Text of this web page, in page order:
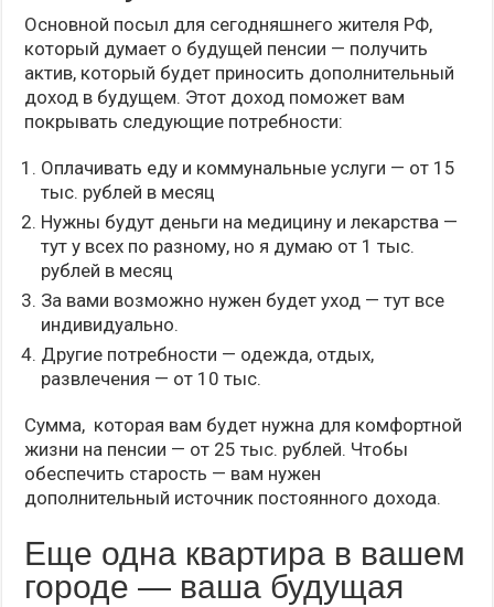
Основной посыл для сегодняшнего жителя РФ,
который думает о будущей пенсии — получить
актив, который будет приносить дополнительный
доход в будущем. Этот доход поможет вам
покрывать следующие потребности:
Оплачивать еду и коммунальные услуги — от 15
тыс. рублей в месяц
Нужны будут деньги на медицину и лекарства —
тут у всех по разному, но я думаю от 1 тыс.
рублей в месяц
За вами возможно нужен будет уход — тут все
индивидуально.
Другие потребности — одежда, отдых,
развлечения — от 10 тыс.
Сумма, которая вам будет нужна для комфортной
жизни на пенсии — от 25 тыс. рублей. Чтобы
обеспечить старость — вам нужен
дополнительный источник постоянного дохода.
Еще одна квартира в вашем
городе — ваша будущая